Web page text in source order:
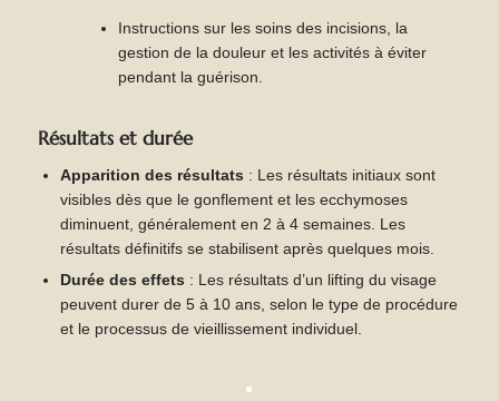
Instructions sur les soins des incisions, la
gestion de la douleur et les activités à éviter
pendant la guérison.
Résultats et durée
Apparition des résultats : Les résultats initiaux sont
visibles dès que le gonflement et les ecchymoses
diminuent, généralement en 2 à 4 semaines. Les
résultats définitifs se stabilisent après quelques mois.
Durée des effets : Les résultats d’un lifting du visage
peuvent durer de 5 à 10 ans, selon le type de procédure
et le processus de vieillissement individuel.